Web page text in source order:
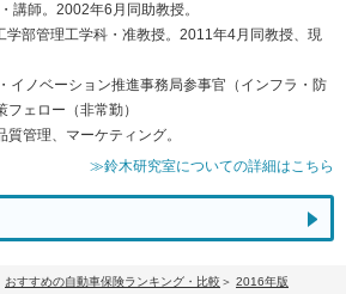
講師。2002年6月同助教授。
部管理工学科・准教授。2011年4月同教授、現
イノベーション推進事務局参事官（インフラ・防
ェロー（非常勤）
管理、マーケティング。
≫鈴木研究室についての詳細はこちら
おすすめの自動車保険ランキング・比較
2016年版